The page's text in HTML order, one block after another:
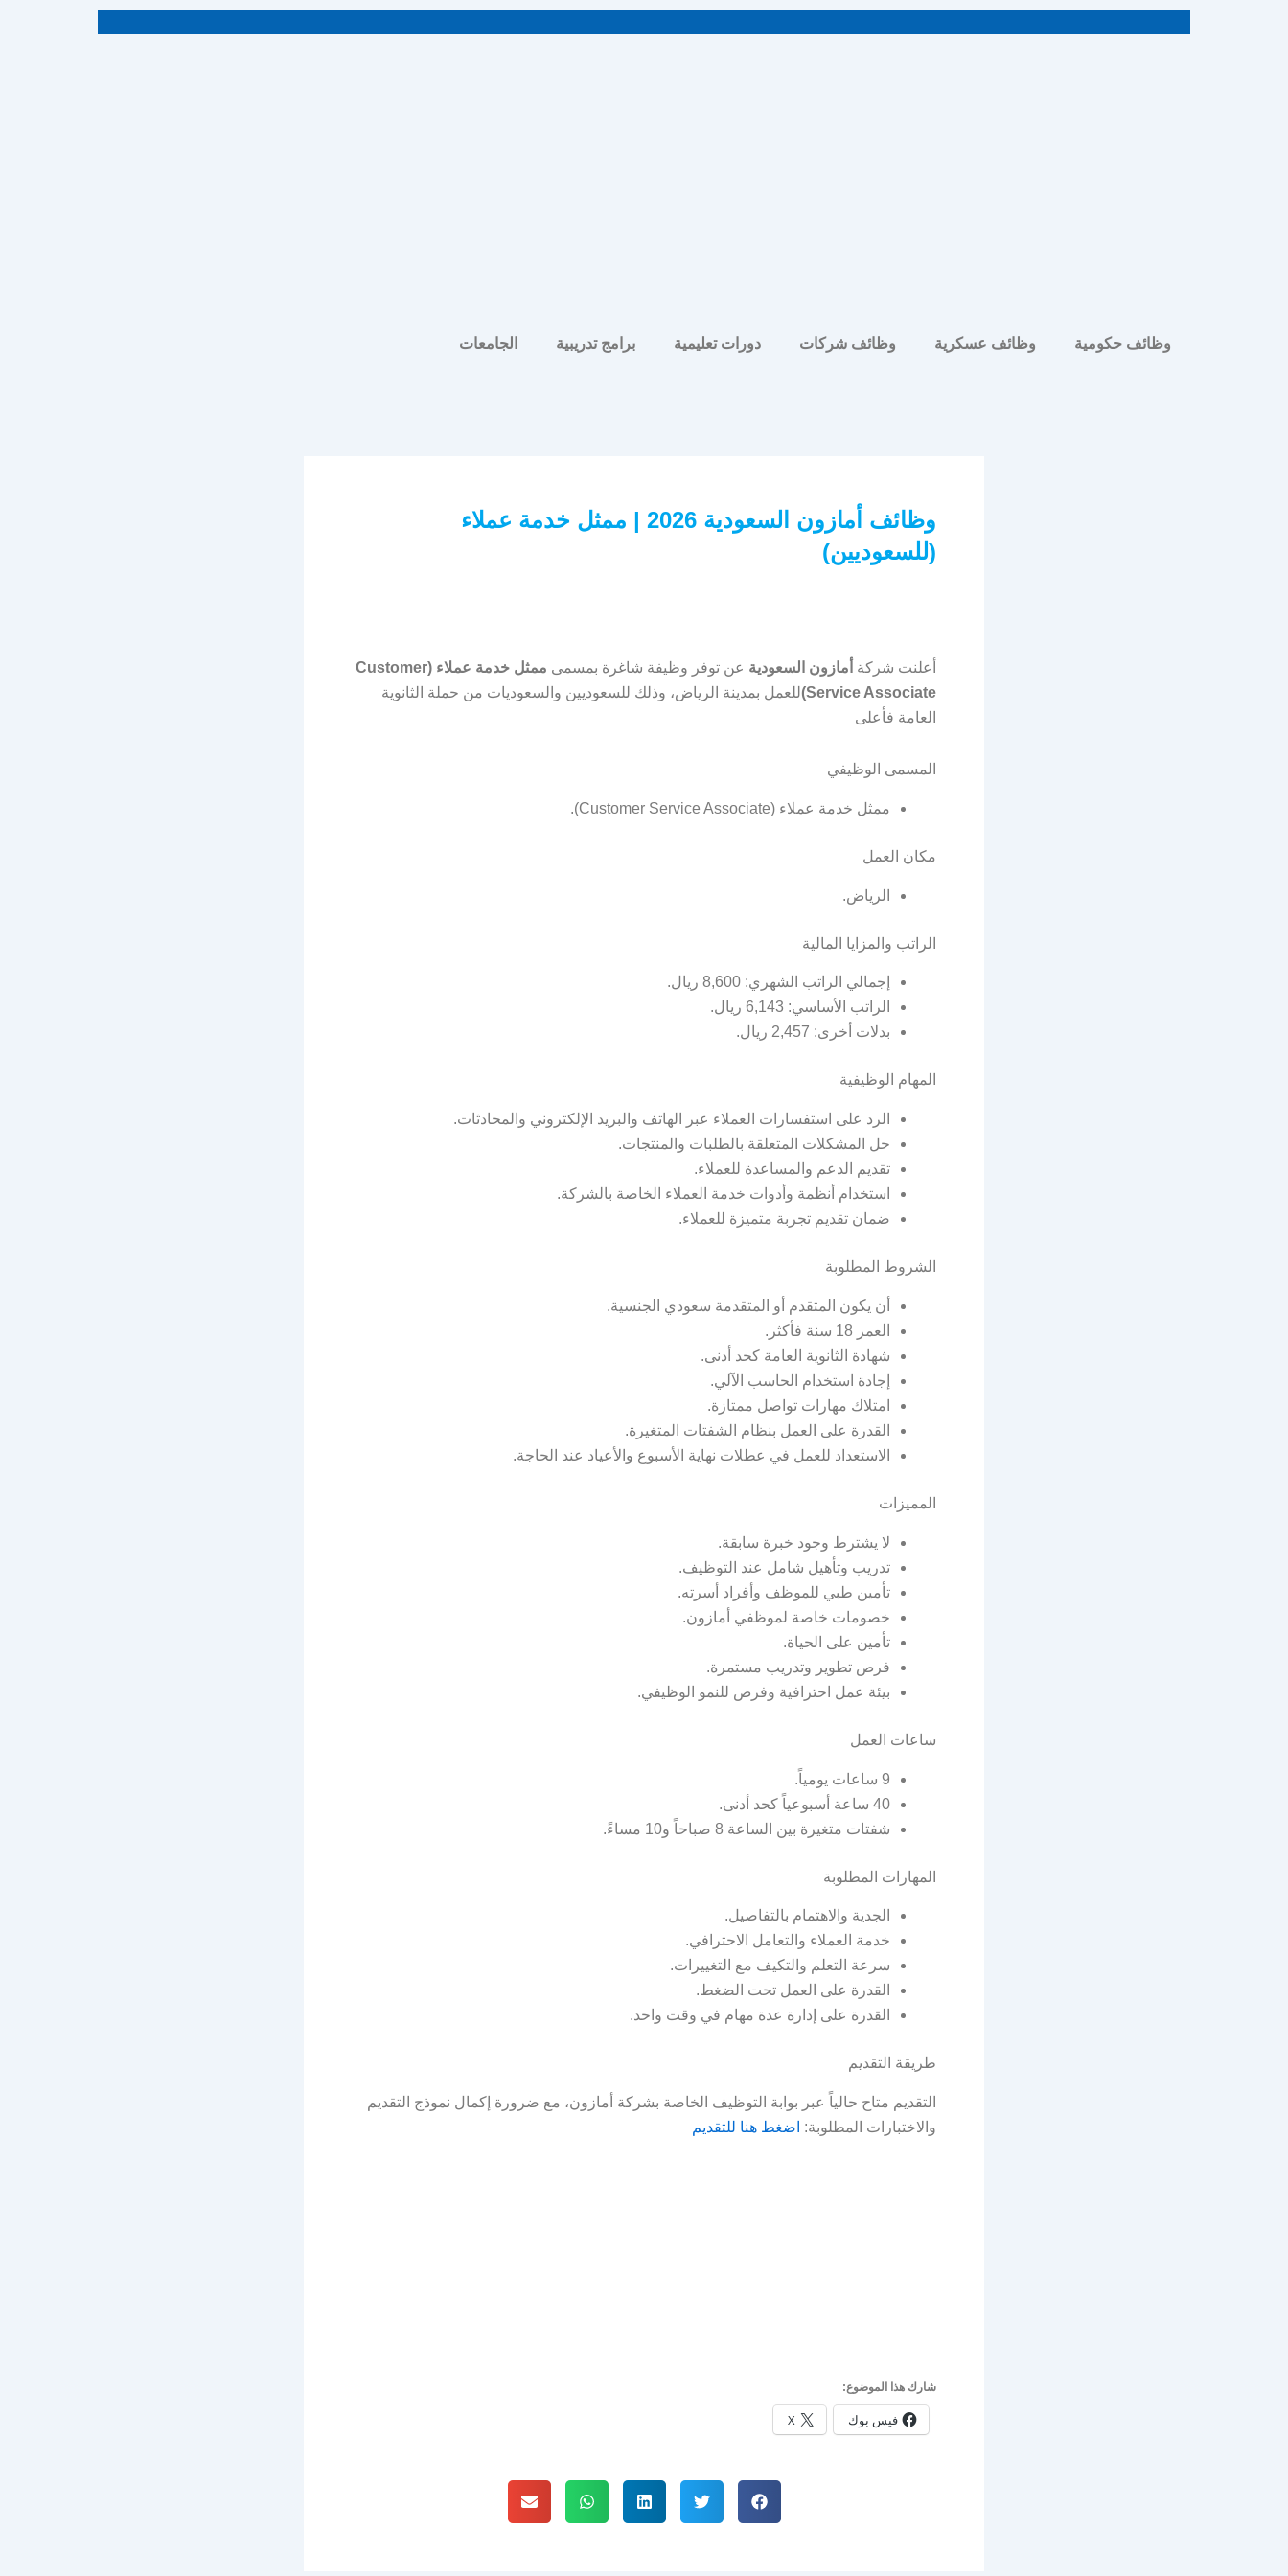
وظائف حكومية وظائف عسكرية وظائف شركات دورات تعليمية برامج تدريبية الجامعات
وظائف أمازون السعودية 2026 | ممثل خدمة عملاء
(للسعوديين)
أعلنت شركة أمازون السعودية عن توفر وظيفة شاغرة بمسمى
ممثل خدمة عملاء (Customer
Service Associate) للعمل بمدينة الرياض، وذلك للسعوديين والسعوديات من حملة الثانوية
العامة فأعلى
المسمى الوظيفي
ممثل خدمة عملاء (Customer Service Associate).
مكان العمل
الرياض.
الراتب والمزايا المالية
إجمالي الراتب الشهري: 8,600 ريال.
الراتب الأساسي: 6,143 ريال.
بدلات أخرى: 2,457 ريال.
المهام الوظيفية
الرد على استفسارات العملاء عبر الهاتف والبريد الإلكتروني والمحادثات.
حل المشكلات المتعلقة بالطلبات والمنتجات.
تقديم الدعم والمساعدة للعملاء.
استخدام أنظمة وأدوات خدمة العملاء الخاصة بالشركة.
ضمان تقديم تجربة متميزة للعملاء.
الشروط المطلوبة
أن يكون المتقدم أو المتقدمة سعودي الجنسية.
العمر 18 سنة فأكثر.
شهادة الثانوية العامة كحد أدنى.
إجادة استخدام الحاسب الآلي.
امتلاك مهارات تواصل ممتازة.
القدرة على العمل بنظام الشفتات المتغيرة.
الاستعداد للعمل في عطلات نهاية الأسبوع والأعياد عند الحاجة.
المميزات
لا يشترط وجود خبرة سابقة.
تدريب وتأهيل شامل عند التوظيف.
تأمين طبي للموظف وأفراد أسرته.
خصومات خاصة لموظفي أمازون.
تأمين على الحياة.
فرص تطوير وتدريب مستمرة.
بيئة عمل احترافية وفرص للنمو الوظيفي.
ساعات العمل
9 ساعات يومياً.
40 ساعة أسبوعياً كحد أدنى.
شفتات متغيرة بين الساعة 8 صباحاً و10 مساءً.
المهارات المطلوبة
الجدية والاهتمام بالتفاصيل.
خدمة العملاء والتعامل الاحترافي.
سرعة التعلم والتكيف مع التغييرات.
القدرة على العمل تحت الضغط.
القدرة على إدارة عدة مهام في وقت واحد.
طريقة التقديم
التقديم متاح حالياً عبر بوابة التوظيف الخاصة بشركة أمازون، مع ضرورة إكمال نموذج التقديم
والاختبارات المطلوبة: اضغط هنا للتقديم
شارك هذا الموضوع:
فيس بوك X